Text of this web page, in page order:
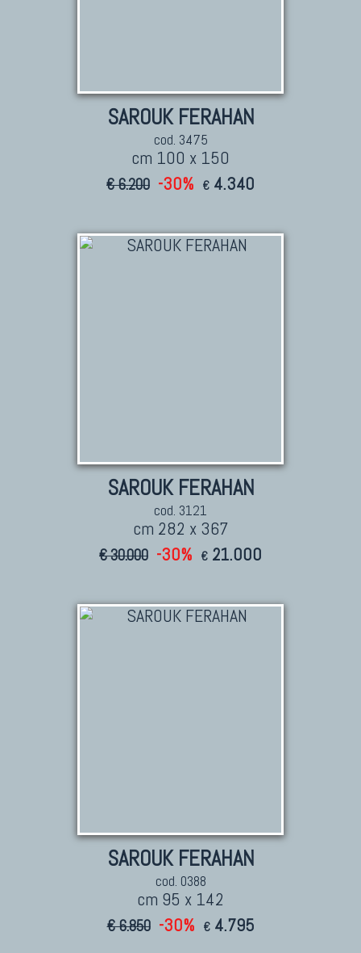
SAROUK FERAHAN
cod. 3475
cm 100 x 150
€ 6.200 -30% € 4.340
SAROUK FERAHAN
cod. 3121
cm 282 x 367
€ 30.000 -30% € 21.000
SAROUK FERAHAN
cod. 0388
cm 95 x 142
€ 6.850 -30% € 4.795